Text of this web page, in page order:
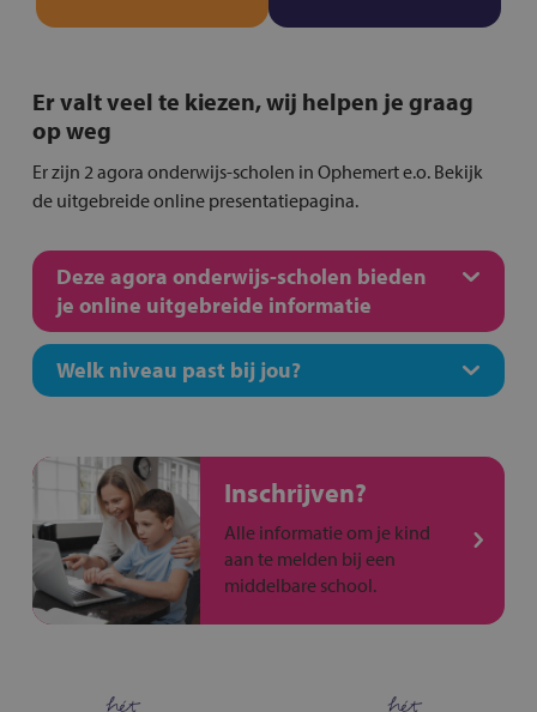
Er valt veel te kiezen, wij helpen je graag
op weg
Er zijn 2 agora onderwijs-scholen in Ophemert e.o. Bekijk
de uitgebreide online presentatiepagina.
Deze agora onderwijs-scholen bieden
je online uitgebreide informatie
Welk niveau past bij jou?
Inschrijven?
Alle informatie om je kind
aan te melden bij een
middelbare school.